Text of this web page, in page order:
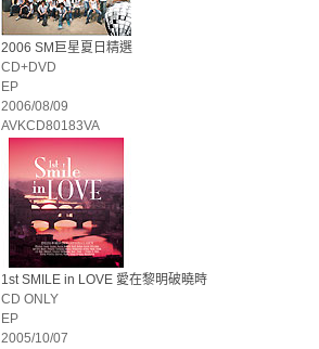
2006 SM巨星夏日精選
CD+DVD
EP
2006/08/09
AVKCD80183VA
1st SMILE in LOVE 愛在黎明破曉時
CD ONLY
EP
2005/10/07